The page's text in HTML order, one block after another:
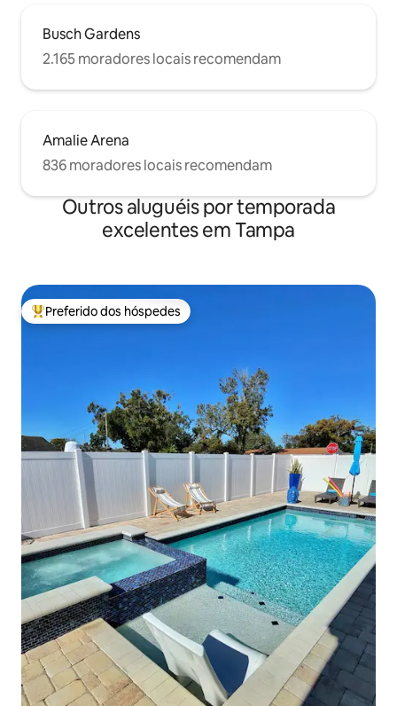
Busch Gardens
2.165 moradores locais recomendam
Amalie Arena
836 moradores locais recomendam
Outros aluguéis por temporada
excelentes em Tampa
Entre os melhores preferidos dos hóspedes
Preferido dos hóspedes